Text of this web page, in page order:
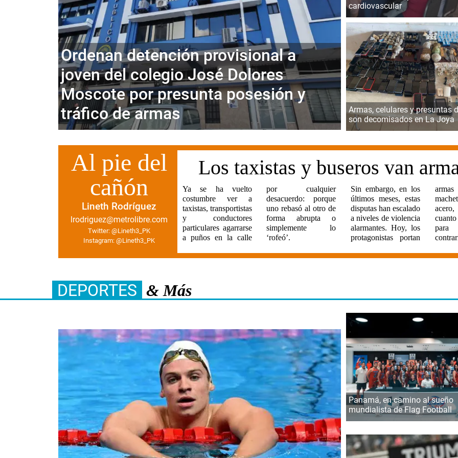
Ordenan detención provisional a
joven del colegio José Dolores
Moscote por presunta posesión y
tráfico de armas
cardiovascular
Armas, celulares y presuntas
son decomisados en La Joya
Al pie del
cañón
Lineth Rodríguez
lrodriguez@metrolibre.com
Twitter: @Lineth3_PK
Instagram: @Lineth3_PK
Los taxistas y buseros van
Ya se ha vuelto
costumbre ver a
taxistas, transportistas
y conductores
particulares agarrarse
a puños en la calle
por cualquier
desacuerdo: porque
uno rebasó al otro de
forma abrupta o
simplemente lo
‘rofeó’.
Sin embargo, en los
últimos meses, estas
disputas han escalado
a niveles de violencia
alarmantes. Hoy, los
protagonistas portan
armas de fuego,
machetes, varillas de
acero, bates, palos y
cuanto artefacto sirva
para herir al
DEPORTES & Más
Panamá, en camino al sueño
mundialista de Flag Football